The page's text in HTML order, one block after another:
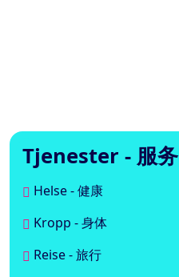
Tjenester - 服务
Helse - 健康
Kropp - 身体
Reise - 旅行